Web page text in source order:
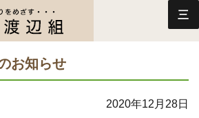
三
お知らせ
2020年12月28日